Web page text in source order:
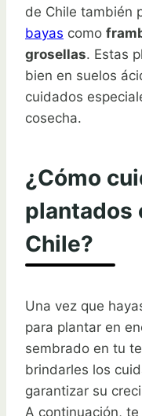
de Chile también
bayas como
grosellas. Estas
bien en suelos
cuidados
cosecha.
¿Cómo
plantados
Chile?
Una vez que
para plantar en
sembrado en tu
brindarles los
garantizar su
A continuación,